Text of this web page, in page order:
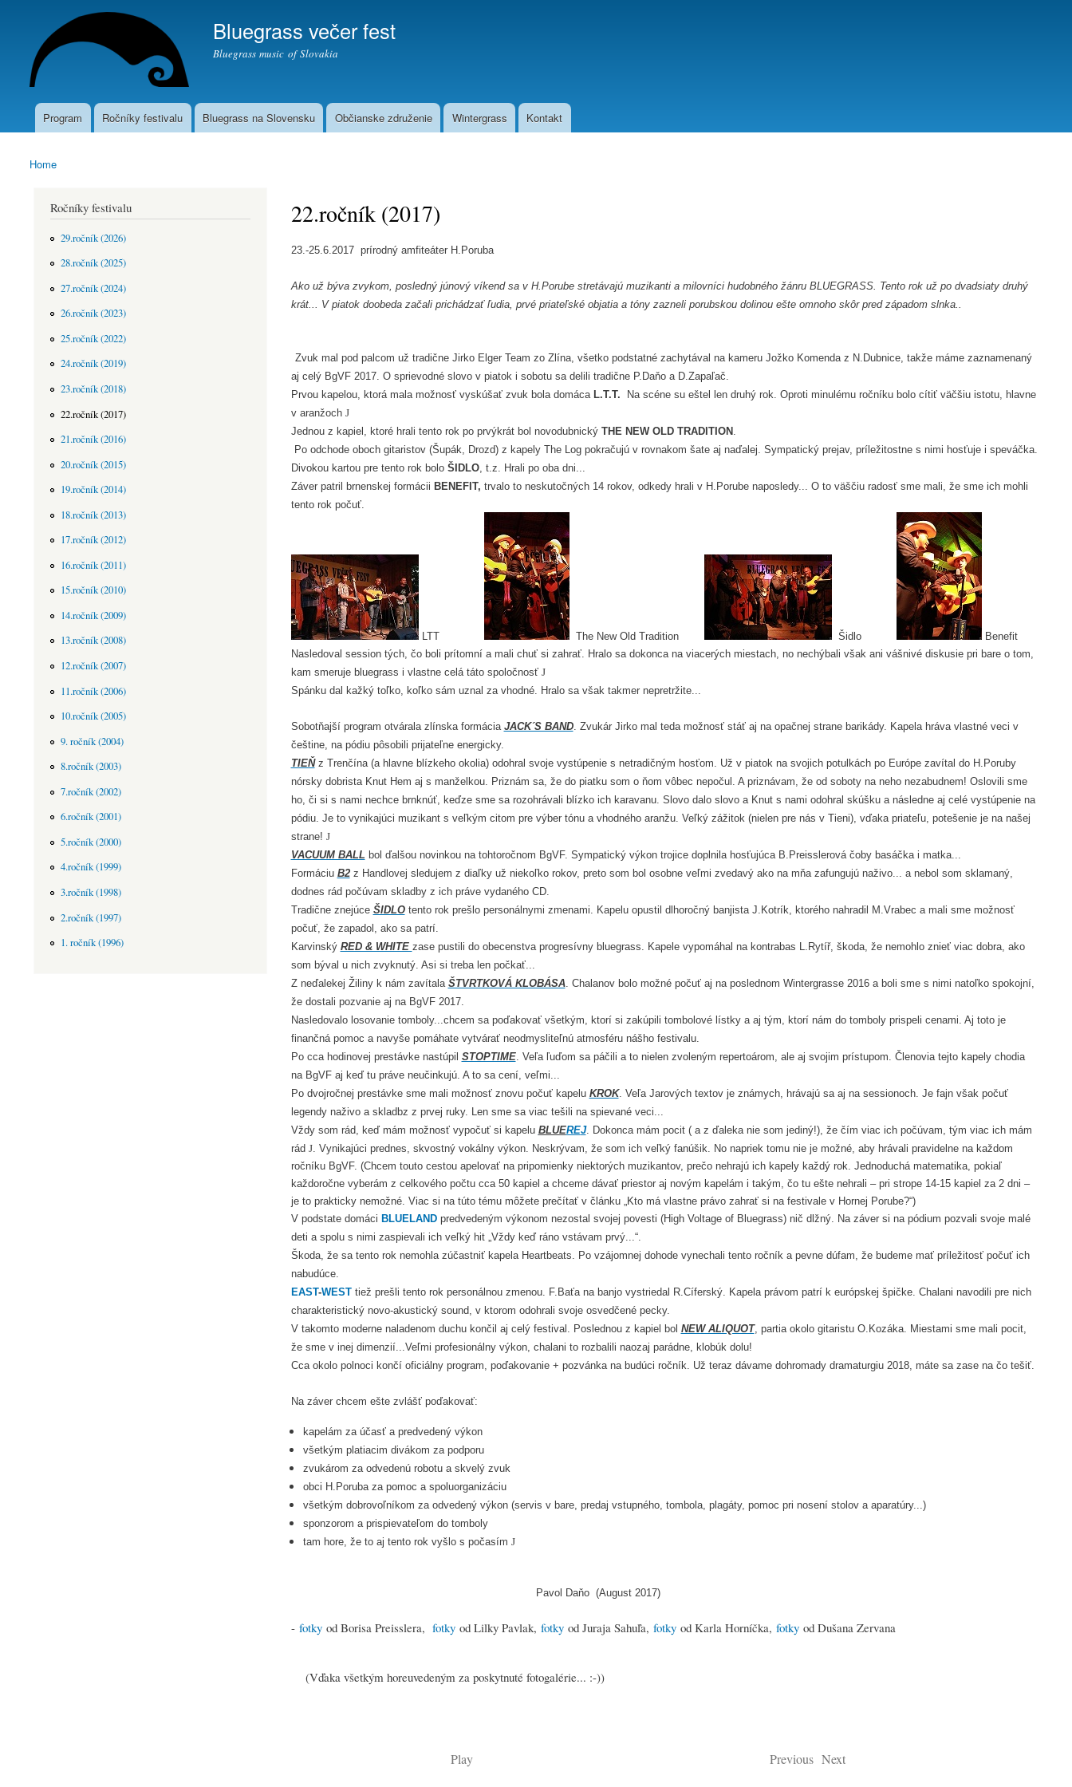
Bluegrass večer fest
Bluegrass music of Slovakia
Main menu
Program Ročníky festivalu Bluegrass na Slovensku Občianske združenie Wintergrass Kontakt
You are here
Home
22.ročník (2017)
23.-25.6.2017 prírodný amfiteáter H.Poruba
Ako už býva zvykom, posledný júnový víkend sa v H.Porube stretávajú muzikanti a milovníci hudobného žánru BLUEGRASS. Tento rok už po dvadsiaty druhý
krát... V piatok doobeda začali prichádzať ľudia, prvé priateľské objatia a tóny zazneli porubskou dolinou ešte omnoho skôr pred západom slnka..
Zvuk mal pod palcom už tradične Jirko Elger Team zo Zlína, všetko podstatné zachytával na kameru Jožko Komenda z N.Dubnice, takže máme zaznamenaný
aj celý BgVF 2017. O sprievodné slovo v piatok i sobotu sa delili tradične P.Daňo a D.Zapaľač.
Prvou kapelou, ktorá mala možnosť vyskúšať zvuk bola domáca L.T.T.
Na scéne su eštel len druhý rok. Oproti minulému ročníku bolo cítiť väčšiu istotu, hlavne
v aranžoch J
Jednou z kapiel, ktoré hrali tento rok po prvýkrát bol novodubnický THE NEW OLD TRADITION .
Po odchode oboch gitaristov (Šupák, Drozd) z kapely The Log pokračujú v rovnakom šate aj naďalej. Sympatický prejav, príležitostne s nimi hosťuje i speváčka.
Divokou kartou pre tento rok bolo ŠIDLO, t.z. Hrali po oba dni...
Záver patril brnenskej formácii BENEFIT, trvalo to neskutočných 14 rokov, odkedy hrali v H.Porube naposledy... O to väščiu radosť sme mali, že sme ich mohli
tento rok počuť.
LTT The New Old Tradition Šidlo
Benefit
Nasledoval session tých, čo boli prítomní a mali chuť si zahrať. Hralo sa dokonca na viacerých miestach, no nechýbali však ani vášnivé diskusie pri bare o tom,
kam smeruje bluegrass i vlastne celá táto spoločnosť J
Spánku dal kažký toľko, koľko sám uznal za vhodné. Hralo sa však takmer nepretržite...
Sobotňajší program otvárala zlínska formácia JACK´S BAND. Zvukár Jirko mal teda možnosť stáť aj na opačnej strane barikády. Kapela hráva vlastné veci v
češtine, na pódiu pôsobili prijateľne energicky.
TIEŇz Trenčína (a hlavne blízkeho okolia) odohral svoje vystúpenie s netradičným hosťom. Už v piatok na svojich potulkách po Európe zavítal do H.Poruby
nórsky dobrista Knut Hem aj s manželkou. Priznám sa, že do piatku som o ňom vôbec nepočul. A priznávam, že od soboty na neho nezabudnem! Oslovili sme
ho, či si s nami nechce brnknúť, keďze sme sa rozohrávali blízko ich karavanu. Slovo dalo slovo a Knut s nami odohral skúšku a následne aj celé vystúpenie na
pódiu. Je to vynikajúci muzikant s veľkým citom pre výber tónu a vhodného aranžu. Veľký zážitok (nielen pre nás v Tieni), vďaka priateľu, potešenie je na našej
strane! J
VACUUM BALL bol ďalšou novinkou na tohtoročnom BgVF. Sympatický výkon trojice doplnila hosťujúca B.Preisslerová čoby basáčka i matka...
Formáciu B2z Handlovej sledujem z diaľky už niekoľko rokov, preto som bol osobne veľmi zvedavý ako na mňa zafungujú naživo... a nebol som sklamaný,
dodnes rád počúvam skladby z ich práve vydaného CD.
Tradične znejúce ŠIDLOtento rok prešlo personálnymi zmenami. Kapelu opustil dlhoročný banjista J.Kotrík, ktorého nahradil M.Vrabec a mali sme možnosť
počuť, že zapadol, ako sa patrí.
Karvinský RED & WHITE zase pustili do obecenstva progresívny bluegrass. Kapele vypomáhal na kontrabas L.Rytíř, škoda, že nemohlo znieť viac dobra, ako
som býval u nich zvyknutý. Asi si treba len počkať...
Z neďalekej Žiliny k nám zavítala ŠTVRTKOVÁ KLOBÁSA. Chalanov bolo možné počuť aj na poslednom Wintergrasse 2016 a boli sme s nimi natoľko spokojní,
že dostali pozvanie aj na BgVF 2017.
Nasledovalo losovanie tomboly...chcem sa poďakovať všetkým, ktorí si zakúpili tombolové lístky a aj tým, ktorí nám do tomboly prispeli cenami. Aj toto je
finančná pomoc a navyše pomáhate vytvárať neodmysliteľnú atmosféru nášho festivalu.
Po cca hodinovej prestávke nastúpil STOPTIME. Veľa ľuďom sa páčili a to nielen zvoleným repertoárom, ale aj svojim prístupom. Členovia tejto kapely chodia
na BgVF aj keď tu práve neučinkujú. A to sa cení, veľmi...
Po dvojročnej prestávke sme mali možnosť znovu počuť kapelu KROK. Veľa Jarových textov je známych, hrávajú sa aj na sessionoch. Je fajn však počuť
legendy naživo a skladbz z prvej ruky. Len sme sa viac tešili na spievané veci...
Vždy som rád, keď mám možnosť vypočuť si kapelu BLUEREJ. Dokonca mám pocit ( a z ďaleka nie som jediný!), že čím viac ich počúvam, tým viac ich mám
rád J. Vynikajúci prednes, skvostný vokálny výkon. Neskrývam, že som ich veľký fanúšik. No napriek tomu nie je možné, aby hrávali pravidelne na každom
ročníku BgVF. (Chcem touto cestou apelovať na pripomienky niektorých muzikantov, prečo nehrajú ich kapely každý rok. Jednoduchá matematika, pokiaľ
každoročne vyberám z celkového počtu cca 50 kapiel a chceme dávať priestor aj novým kapelám i takým, čo tu ešte nehrali – pri strope 14-15 kapiel za 2 dni –
je to prakticky nemožné. Viac si na túto tému môžete prečítať v článku „Kto má vlastne právo zahrať si na festivale v Hornej Porube?“)
V podstate domáci BLUELAN Dpredvedeným výkonom nezostal svojej povesti (High Voltage of Bluegrass) nič dlžný. Na záver si na pódium pozvali svoje malé
deti a spolu s nimi zaspievali ich veľký hit „Vždy keď ráno vstávam prvý...“.
Škoda, že sa tento rok nemohla zúčastniť kapela Heartbeats. Po vzájomnej dohode vynechali tento ročník a pevne dúfam, že budeme mať príležitosť počuť ich
nabudúce.
EAST-WESTtiež prešli tento rok personálnou zmenou. F.Baťa na banjo vystriedal R.Cíferský. Kapela právom patrí k európskej špičke. Chalani navodili pre nich
charakteristický novo-akustický sound, v ktorom odohrali svoje osvedčené pecky.
V takomto moderne naladenom duchu končil aj celý festival. Poslednou z kapiel bol NEW ALIQUOT, partia okolo gitaristu O.Kozáka. Miestami sme mali pocit,
že sme v inej dimenzií...Veľmi profesionálny výkon, chalani to rozbalili naozaj parádne, klobúk dolu!
Cca okolo polnoci končí oficiálny program, poďakovanie + pozvánka na budúci ročník. Už teraz dávame dohromady dramaturgiu 2018, máte sa zase na čo tešiť.
Na záver chcem ešte zvlášť poďakovať:
kapelám za účasť a predvedený výkon
všetkým platiacim divákom za podporu
zvukárom za odvedenú robotu a skvelý zvuk
obci H.Poruba za pomoc a spoluorganizáciu
všetkým dobrovoľníkom za odvedený výkon (servis v bare, predaj vstupného, tombola, plagáty, pomoc pri nosení stolov a aparatúry...)
sponzorom a prispievateľom do tomboly
tam hore, že to aj tento rok vyšlo s počasím J
Pavol Daňo (August 2017)
- fotkyod Borisa Preisslera, fotkyod Lilky Pavlak, fotkyod Juraja Sahuľa, fotkyod Karla Horníčka, fotkyod Dušana Zervana
(Vďaka všetkým horeuvedeným za poskytnuté fotogalérie... :-))
Play Previous Next
Ročníky festivalu
29.ročník (2026)
28.ročník (2025)
27.ročník (2024)
26.ročník (2023)
25.ročník (2022)
24.ročník (2019)
23.ročník (2018)
22.ročník (2017)
21.ročník (2016)
20.ročník (2015)
19.ročník (2014)
18.ročník (2013)
17.ročník (2012)
16.ročník (2011)
15.ročník (2010)
14.ročník (2009)
13.ročník (2008)
12.ročník (2007)
11.ročník (2006)
10.ročník (2005)
9. ročník (2004)
8.ročník (2003)
7.ročník (2002)
6.ročník (2001)
5.ročník (2000)
4.ročník (1999)
3.ročník (1998)
2.ročník (1997)
1. ročník (1996)